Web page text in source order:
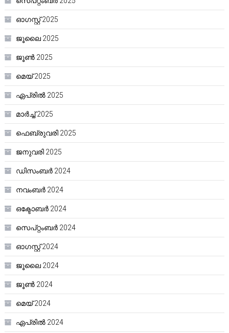
ഓഗസ്റ്റ്‌ 2025
ജൂലൈ 2025
ജൂൺ 2025
മെയ്‌ 2025
ഏപ്രിൽ 2025
മാർച്ച്‌ 2025
ഫെബ്രുവരി 2025
ജനുവരി 2025
ഡിസംബർ 2024
നവംബർ 2024
ഒക്ടോബർ 2024
സെപ്റ്റംബർ 2024
ഓഗസ്റ്റ്‌ 2024
ജൂലൈ 2024
ജൂൺ 2024
മെയ്‌ 2024
ഏപ്രിൽ 2024